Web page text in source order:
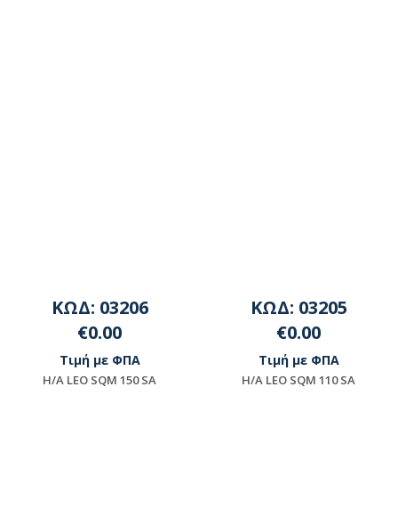
ΚΩΔ: 03206
€0.00
Τιμή με ΦΠΑ
H/A LEO SQΜ 150 SA
ΚΩΔ: 03205
€0.00
Τιμή με ΦΠΑ
H/A LEO SQΜ 110 SA